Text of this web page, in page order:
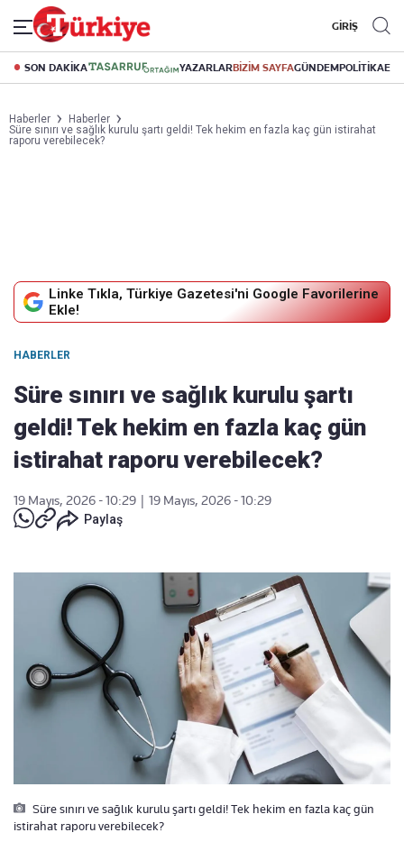
GİRİŞ
SON DAKİKA YAZARLARBİZİM SAYFAGÜNDEMPOLİTİKA
Haberler
Haberler
Süre sınırı ve sağlık kurulu şartı geldi! Tek hekim en fazla kaç gün istirahat
raporu verebilecek?
Linke Tıkla, Türkiye Gazetesi'ni Google Favorilerine
Ekle!
HABERLER
Süre sınırı ve sağlık kurulu şartı
geldi! Tek hekim en fazla kaç gün
istirahat raporu verebilecek?
19 Mayıs, 2026 - 10:29
19 Mayıs, 2026 - 10:29
Paylaş
Süre sınırı ve sağlık kurulu şartı geldi! Tek hekim en fazla kaç gün
istirahat raporu verebilecek?